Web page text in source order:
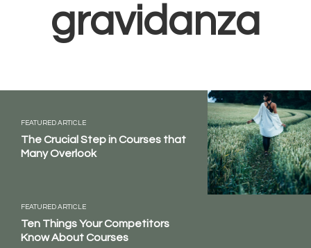
gravidanza
FEATURED ARTICLE
The Crucial Step in Courses that
Many Overlook
FEATURED ARTICLE
Ten Things Your Competitors
Know About Courses